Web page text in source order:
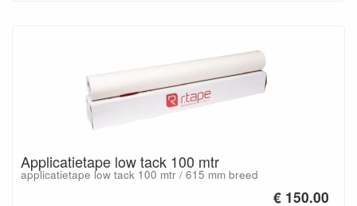
Applicatietape low tack 100 mtr
applicatietape low tack 100 mtr / 615 mm breed
€ 150.00